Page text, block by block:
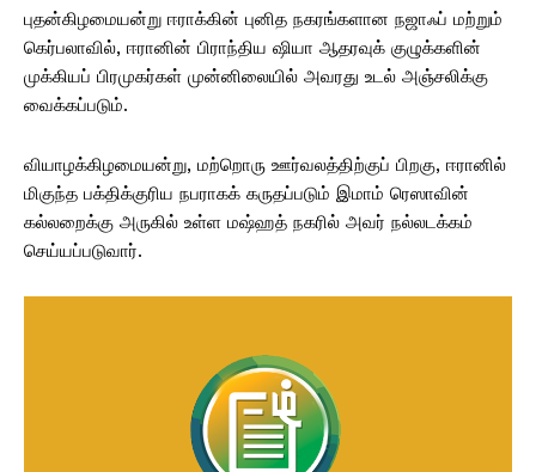
புதன்கிழமையன்று ஈராக்கின் புனித நகரங்களான நஜாஃப் மற்றும்
கெர்பலாவில், ஈரானின் பிராந்திய ஷியா ஆதரவுக் குழுக்களின்
முக்கியப் பிரமுகர்கள் முன்னிலையில் அவரது உடல் அஞ்சலிக்கு
வைக்கப்படும்.
வியாழக்கிழமையன்று, மற்றொரு ஊர்வலத்திற்குப் பிறகு, ஈரானில்
மிகுந்த பக்திக்குரிய நபராகக் கருதப்படும் இமாம் ரெஸாவின்
கல்லறைக்கு அருகில் உள்ள மஷ்ஹத் நகரில் அவர் நல்லடக்கம்
செய்யப்படுவார்.